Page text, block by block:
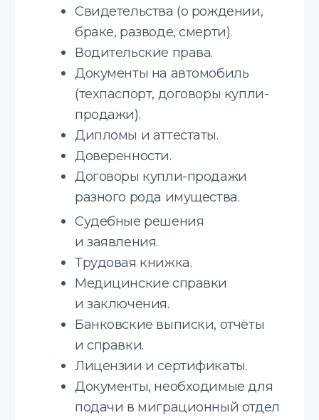
+20 языков
Испанский
Узнайте стоимость
получения апостиля
Соглашаюсь сполитикой
конфиденциальности
Отправить